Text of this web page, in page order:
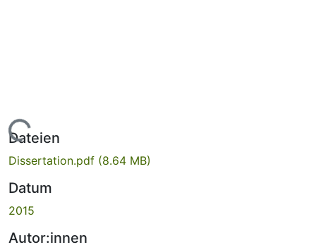
Dateien
Dissertation.pdf (8.64 MB)
Datum
2015
Autor:innen